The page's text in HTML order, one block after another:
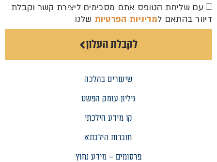
שיעורים בהלכה
גיליון עומק הפשט
קו מידע הילכתי
חוברות הילכתא
פרסומים – מידע נחוץ
עם שליחת הטופס אתם מסכימים ליצירת קשר וקבלת
דיוור בהתאם למדיניות הפרטיות שלנו
לקבלת העלון